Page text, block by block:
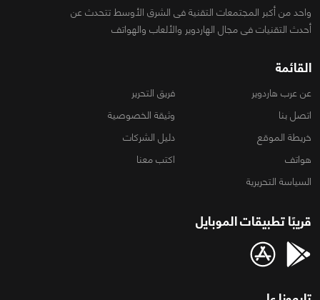
واحد من أكبر المجتمعات التقنية فى الشرق الأوسط تتحدث عن
أحدث التقنيات فى مجال الهاردوير والألعاب والهواتف
القائمة
عن عرب هاردوير
فريق التحرير
اتصل بنا
وثيقة الخصوصية
خريطة الموقع
دليل الشركات
هواتف
اكتب معنا
السياسة التحريرية
قريبًا تطبيقات الموبايل